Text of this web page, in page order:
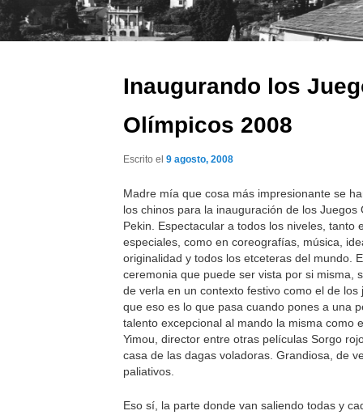
Inaugurando los
Olímpicos 2008
Escrito el9 agosto, 2008
Madre mía que cosa más impresionante se
los chinos para la inauguración de los Juegos
Pekin. Espectacular a todos los niveles, tanto
especiales, como en coreografías, música,
originalidad y todos los etceteras del mundo.
ceremonia que puede ser vista por si misma,
de verla en un contexto festivo como el de los
que eso es lo que pasa cuando pones a una
talento excepcional al mando la misma como
Yimou, director entre otras películas Sorgo
casa de las dagas voladoras. Grandiosa, de
paliativos.
Eso sí, la parte donde van saliendo todas y